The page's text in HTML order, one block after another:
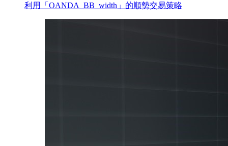
利用「OANDA_BB_width」的順勢交易策略